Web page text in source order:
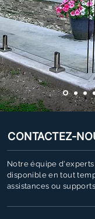
CONTACTEZ-
Notre équipe
disponible en tout
assistances ou